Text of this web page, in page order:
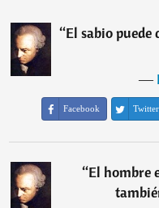
“El sabio
―
Facebook Twitter
“El hombre